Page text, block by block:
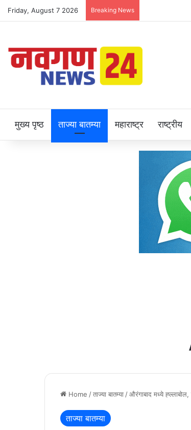
Friday, August 7 2026 Breaking News
मुख्य पृष्ठ ताज्या बातम्या महाराष्ट्र राष्ट्रीय
Home /ताज्या बातम्या /औरंगाबाद मध्ये
ताज्या बातम्या